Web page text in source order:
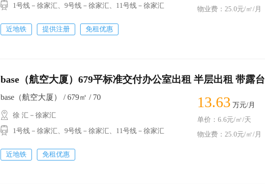
1号线－徐家汇、9号线－徐家汇、11号线－徐家汇
近地铁 提供注册 免租优惠
物业费：25.0元/㎡/月
base（航空大厦）679平标准交付办公室出租 半层出租 带露台
base（航空大厦） / 679㎡ / 70
徐 汇－徐家汇
1号线－徐家汇、9号线－徐家汇、11号线－徐家汇
近地铁 免租优惠
13.63 万元/月
单价：6.6元/㎡/天
物业费：25.0元/㎡/月